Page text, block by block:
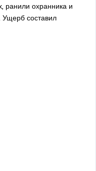
ранили охранника и
Ущерб составил